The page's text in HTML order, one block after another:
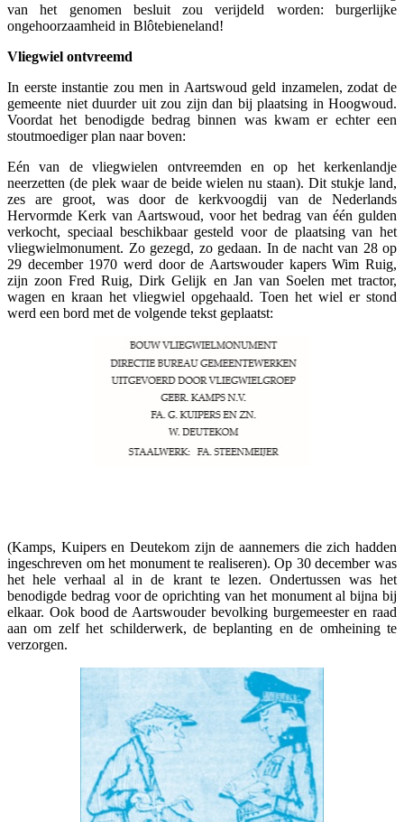
van het genomen besluit zou verijdeld worden: burgerlijke
ongehoorzaamheid in Blôtebieneland!
Vliegwiel ontvreemd
In eerste instantie zou men in Aartswoud geld inzamelen, zodat de
gemeente niet duurder uit zou zijn dan bij plaatsing in Hoogwoud.
Voordat het benodigde bedrag binnen was kwam er echter een
stoutmoediger plan naar boven:
Eén van de vliegwielen ontvreemden en op het kerkenlandje
neerzetten (de plek waar de beide wielen nu staan). Dit stukje land,
zes are groot, was door de kerkvoogdij van de Nederlands
Hervormde Kerk van Aartswoud, voor het bedrag van één gulden
verkocht, speciaal beschikbaar gesteld voor de plaatsing van het
vliegwielmonument. Zo gezegd, zo gedaan. In de nacht van 28 op
29 december 1970 werd door de Aartswouder kapers Wim Ruig,
zijn zoon Fred Ruig, Dirk Gelijk en Jan van Soelen met tractor,
wagen en kraan het vliegwiel opgehaald. Toen het wiel er stond
werd een bord met de volgende tekst geplaatst:
(Kamps, Kuipers en Deutekom zijn de aannemers die zich hadden
ingeschreven om het monument te realiseren). Op 30 december was
het hele verhaal al in de krant te lezen. Ondertussen was het
benodigde bedrag voor de oprichting van het monument al bijna bij
elkaar. Ook bood de Aartswouder bevolking burgemeester en raad
aan om zelf het schilderwerk, de beplanting en de omheining te
verzorgen.